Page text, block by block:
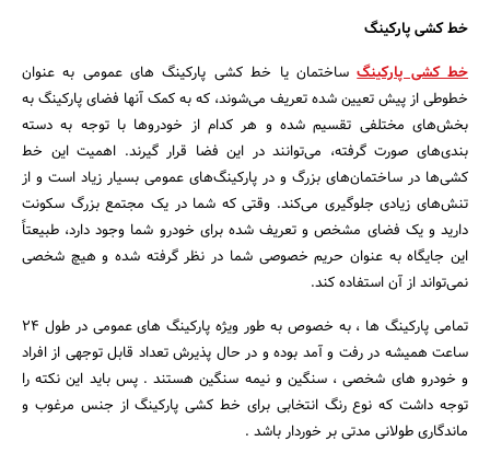
خط کشی پارکینگ
خط کشی پارکینگساختمان یا خط کشی پارکینگ‌ های عمومی به عنوان
خطوطی از پیش تعیین شده تعریف می‌شوند، که به کمک آنها فضای پارکینگ به
بخش‌های مختلفی تقسیم شده و هر کدام از خودروها با توجه به دسته
بندی‌های صورت گرفته، می‌توانند در این فضا قرار گیرند. اهمیت این خط
کشی‌ها در ساختمان‌های بزرگ و در پارکینگ‌های عمومی بسیار زیاد است و از
تنش‌های زیادی جلوگیری می‌کند. وقتی که شما در یک مجتمع بزرگ سکونت
دارید و یک فضای مشخص و تعریف شده برای خودرو شما وجود دارد، طبیعتاً
این جایگاه به عنوان حریم خصوصی شما در نظر گرفته شده و هیچ شخصی
نمی‌تواند از آن استفاده کند.
تمامی پارکینگ ها ، به خصوص به طور ویژه پارکینگ های عمومی در طول ۲۴
ساعت همیشه در رفت و آمد بوده و در حال پذیرش تعداد قابل توجهی از افراد
و خودرو های شخصی ، سنگین و نیمه سنگین هستند . پس باید این نکته را
توجه داشت که نوع رنگ انتخابی برای خط کشی پارکینگ از جنس مرغوب و
ماندگاری طولانی مدتی بر خوردار باشد .